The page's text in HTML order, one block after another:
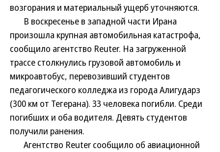
возгорания и материальный ущерб уточняются.
В воскресенье в западной части Ирана
произошла крупная автомобильная катастрофа,
сообщило агентство Reuter. На загруженной
трассе столкнулись грузовой автомобиль и
микроавтобус, перевозивший студентов
педагогического колледжа из города Алигударз
(300 км от Тегерана). 33 человека погибли. Среди
погибших и оба водителя. Девять студентов
получили ранения.
Агентство Reuter сообщило об авиационной